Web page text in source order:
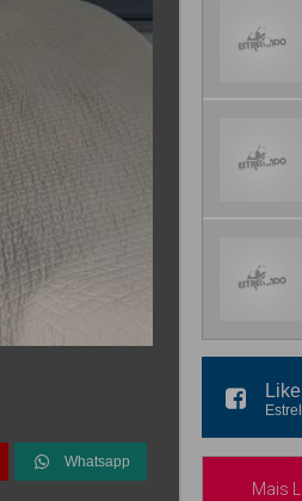
Whatsapp
Like
Mais